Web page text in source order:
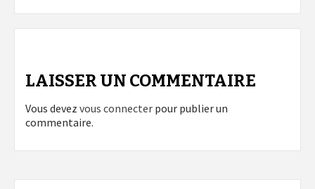
LAISSER UN COMMENTAIRE
Vous devez vous connecter pour publier un
commentaire.